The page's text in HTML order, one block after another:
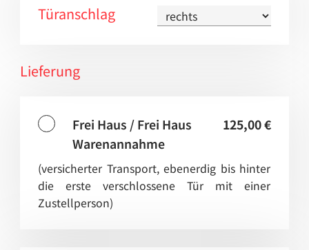
Türanschlag
Lieferung
Frei Haus / Frei Haus
Warenannahme
(versicherter Transport, ebenerdig bis hinter
die erste verschlossene Tür mit einer
Zustellperson)
125,00 €